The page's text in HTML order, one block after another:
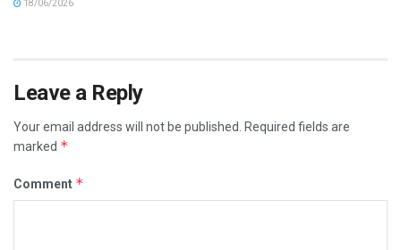
18/06/2026
Leave a Reply
Your email address will not be published.
Required fields are
marked *
Comment *